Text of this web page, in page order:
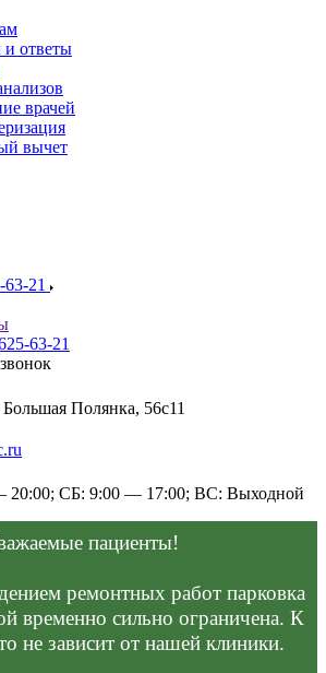
ответы
врачей
вычет
21
63-21
Полянка, 56с11
СБ: 9:00 — 17:00; ВС: Выходной
пациенты!
ремонтных работ парковка
временно сильно ограничена. К
не зависит от нашей клиники.